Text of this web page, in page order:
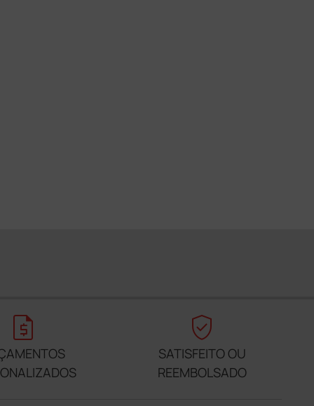
request_quote verified_user
SATISFEITO OU
REEMBOLSADO